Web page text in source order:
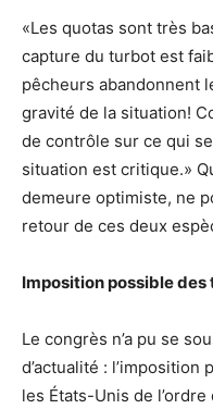
«Les quotas sont très
capture du turbot est
pêcheurs abandonnent
gravité de la situation!
de contrôle sur ce qui
situation est critique.»
demeure optimiste, ne
retour de ces deux
Imposition possible
Le congrès n’a pu se
d’actualité :
les États-Unis de l’ordre